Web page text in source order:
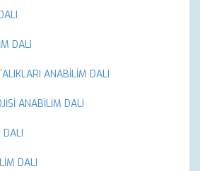
DALI
ANABİLİM DALI
ANABİLİM DALI
DALI
DALI